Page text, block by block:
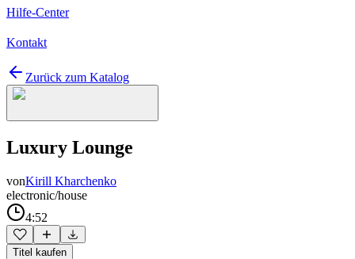
Hilfe-Center
Kontakt
Zurück zum Katalog
Luxury Lounge
vonKirill Kharchenko
electronic/house
4:52
Titel kaufen